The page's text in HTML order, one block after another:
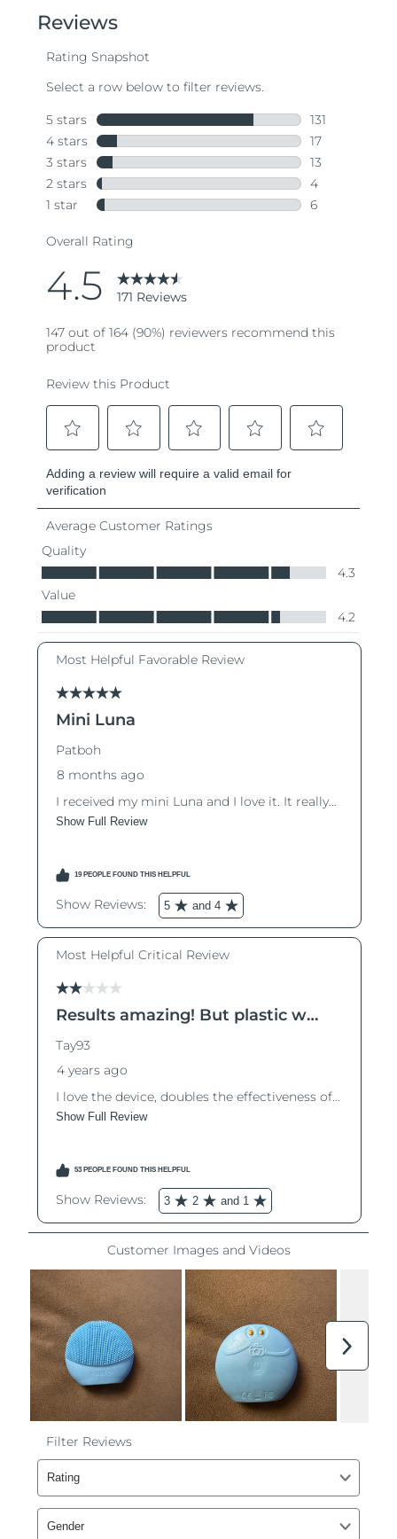
stars,
average
value.
171
Same
page
link.